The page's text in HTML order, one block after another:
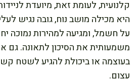
קלנועית, לעומת זאת, מיועדת
היא מכילה מושב נוח, גובה נגיש
על חשמל, ומגיעה למהירות נמוכה
משמעותית את הסיכון לתאונה. גם
בעוצמה או ביכולת להגיע לשטח
עצום.